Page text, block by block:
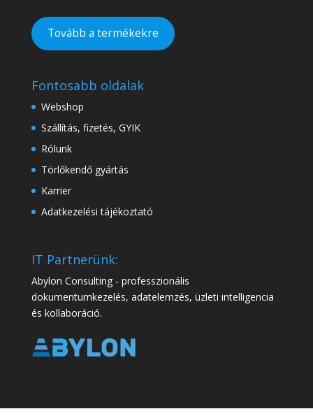
Tovább a termékekre
Fontosabb oldalak
Webshop
Szállítás, fizetés, GYIK
Rólunk
Törlőkendő gyártás
Karrier
Adatkezelési tájékoztató
IT Partnerünk:
Abylon Consulting - professzionális
dokumentumkezelés, adatelemzés, üzleti intelligencia
és kollaboráció.